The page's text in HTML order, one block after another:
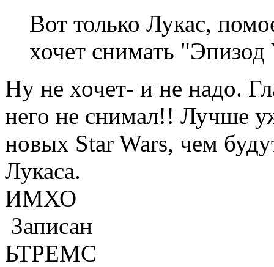
Вот только Лукас,
хочет снимать
Ну не хочет- и не надо.
него не снимал!! Лучше
новых Star Wars, чем
Лукаса.
ИМХО
Записан
ЬТРЕМС